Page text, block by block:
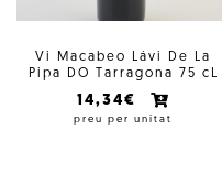
Vi Macabeo Lávi De La
Pipa DO Tarragona 75 cL
14,34€
preu per unitat